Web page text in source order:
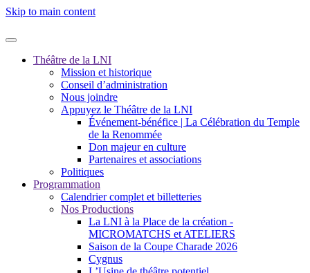
Skip to main content
Théâtre de la LNI
Mission et historique
Conseil d’administration
Nous joindre
Appuyez le Théâtre de la LNI
Événement-bénéfice | La Célébration du Temple
de la Renommée
Don majeur en culture
Partenaires et associations
Politiques
Programmation
Calendrier complet et billetteries
Nos Productions
La LNI à la Place de la création -
MICROMATCHS et ATELIERS
Saison de la Coupe Charade 2026
Cygnus